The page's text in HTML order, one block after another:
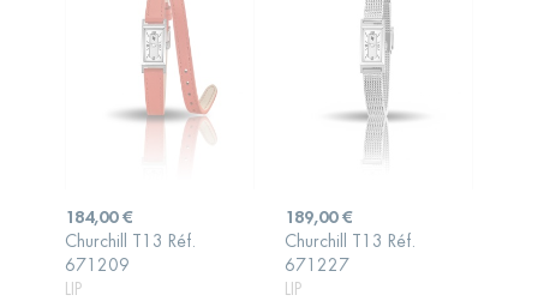
Prix
184,00 €
Churchill T13 Réf.
671209
LIP
AJOUTER AU
Prix
189,00 €
Churchill T13 Réf.
671227
LIP
AJOUTER AU